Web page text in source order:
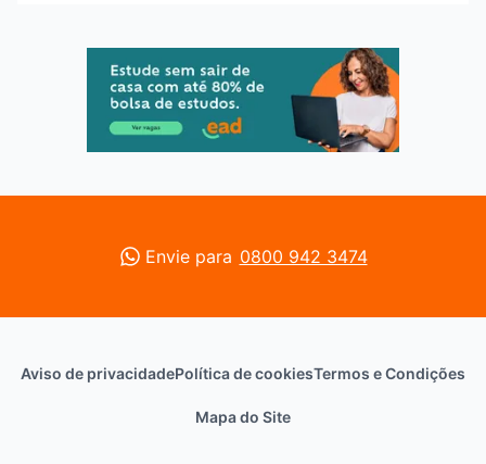
Envie para 0800 942 3474
Aviso de privacidadePolítica de cookiesTermos e Condições
Mapa do Site